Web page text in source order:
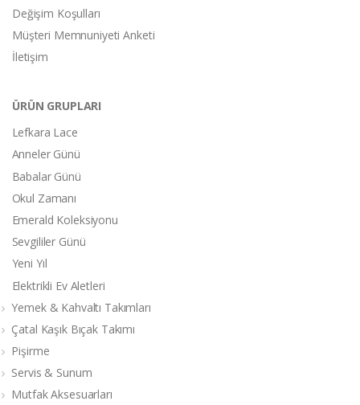
Değişim Koşulları
Müşteri Memnuniyeti Anketi
İletişim
ÜRÜN GRUPLARI
Lefkara Lace
Anneler Günü
Babalar Günü
Okul Zamanı
Emerald Koleksiyonu
Sevgililer Günü
Yeni Yıl
Elektrikli Ev Aletleri
Yemek & Kahvaltı Takımları
Çatal Kaşık Bıçak Takımı
Pişirme
Servis & Sunum
Mutfak Aksesuarları